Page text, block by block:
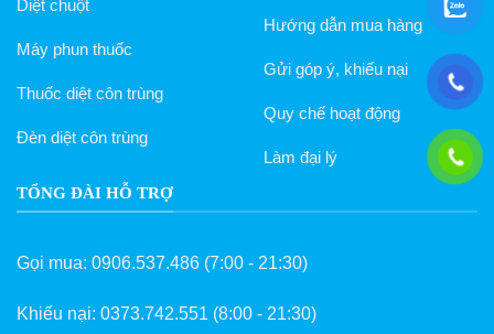
phẩm
Diệt chuột
Máy phun thuốc
Thuốc diệt côn trùng
Đèn diệt côn trùng
Hướng dẫn mua hàng
Gửi góp ý, khiếu nại
Quy chế hoạt động
Làm đại lý
TỔNG ĐÀI HỖ TRỢ
Gọi mua: 0906.537.486 (7:00 - 21:30)
Khiếu nại: 0373.742.551 (8:00 - 21:30)